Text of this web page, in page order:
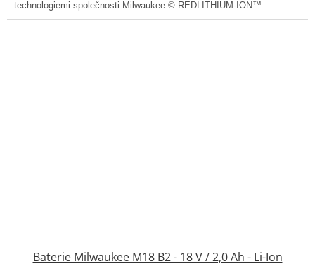
technologiemi společnosti Milwaukee © REDLITHIUM-ION™.
Baterie Milwaukee M18 B2 - 18 V / 2,0 Ah - Li-Ion